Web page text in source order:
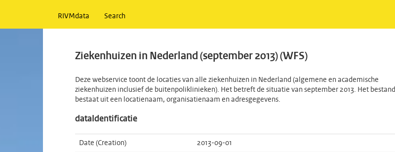
RIVMdata Search
Ziekenhuizen in Nederland (september 2013) (WFS)
Deze webservice toont de locaties van alle ziekenhuizen in Nederland (algemene en academische
ziekenhuizen inclusief de buitenpoliklinieken). Het betreft de situatie van september 2013. Het bestand
bestaat uit een locatienaam, organisatienaam en adresgegevens.
dataIdentificatie
Date (Creation) 2013-09-01